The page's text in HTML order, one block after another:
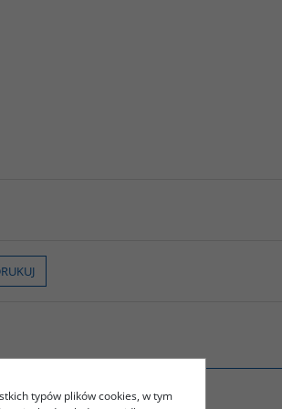
typów plików cookies, w tym